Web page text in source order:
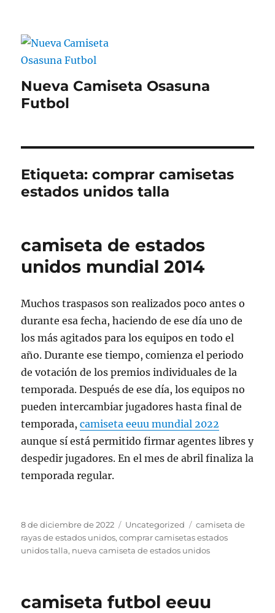
Nueva Camiseta Osasuna
Futbol
Etiqueta:comprar camisetas
estados unidos talla
camiseta de estados
unidos mundial 2014
Muchos traspasos son realizados poco antes o
durante esa fecha, haciendo de ese día uno de
los más agitados para los equipos en todo el
año. Durante ese tiempo, comienza el periodo
de votación de los premios individuales de la
temporada. Después de ese día, los equipos no
pueden intercambiar jugadores hasta final de
temporada,camiseta eeuu mundial 2022
aunque sí está permitido firmar agentes libres y
despedir jugadores. En el mes de abril finaliza la
temporada regular.
Publicado
el
8 de diciembre de 2022 Categorías
Uncategorized Etiquetas
camiseta de
rayas de estados unidos,comprar camisetas estados
unidos talla, nueva camiseta de estados unidos
camiseta futbol eeuu